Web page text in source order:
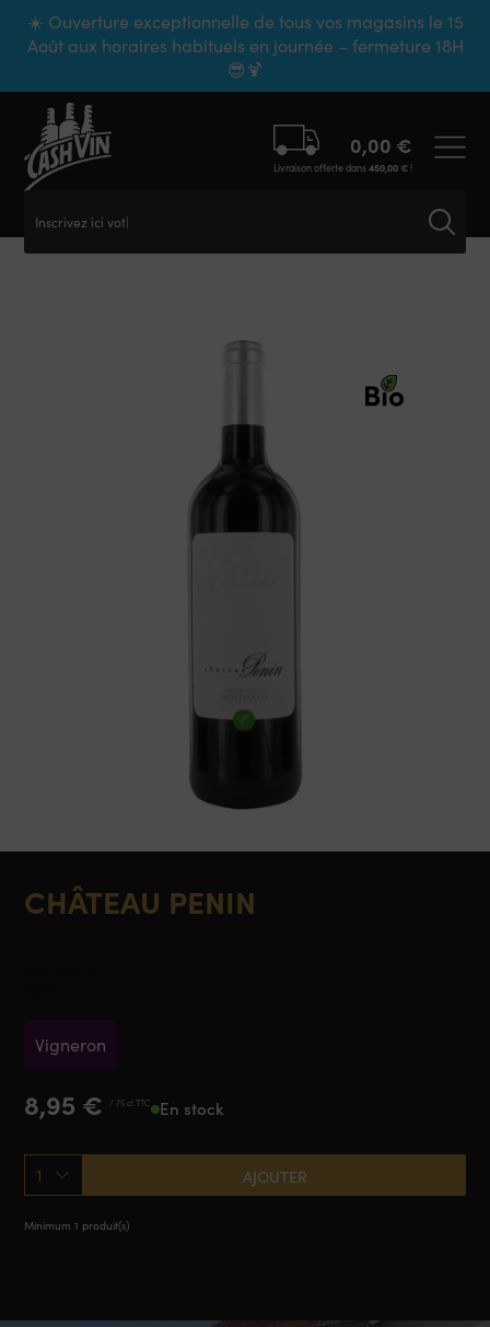
☀️ Ouverture exceptionnelle de tous vos magasins le 15
Août aux horaires habituels en journée – fermeture 18H
😎🍹
Inscrivez ici votre
0,00 €
Livraison offerte dans450,00 €!
CHÂTEAU PENIN
8,95 € / 75 cl TTC En stock
1 AJOUTER
Minimum 1 produit(s)
Vigneron
Panneau de gestion des cookies